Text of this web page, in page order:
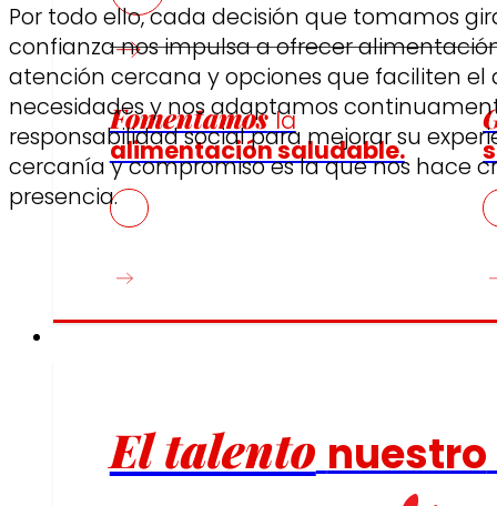
Fomentamosla
alimentación saludable.
El talento nuestro
Por todo ello, cada decisión que tomamos
confianza nos impulsa a ofrecer
atención cercana y opciones que faciliten el
necesidades y nos adaptamos
responsabilidad social para mejorar su
cercanía y compromiso es la que nos hace
presencia.